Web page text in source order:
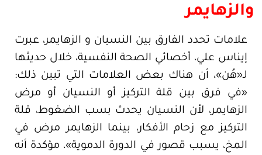
والزهايمر
علامات تحدد الفارق بين النسيان و الزهايمر، عبرت
إيناس علي، أخصائي الصحة النفسية، خلال حديثها
لـ«هُن»، أن هناك بعض العلامات التي تبين ذلك:
«في فرق بين قلة التركيز أو النسيان أو مرض
الزهايمر، لأن النسيان يحدث بسب الضغوط، قلة
التركيز مع زحام الأفكار، بينما الزهايمر مرض في
المخ، يسبب قصور في الدورة الدموية»، مؤكدة أنه